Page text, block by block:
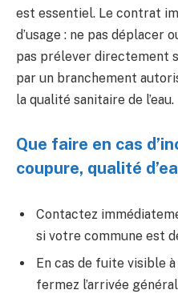
est essentiel. Le contrat
d’usage : ne pas déplacer
pas prélever directement
par un branchement
la qualité sanitaire de l’eau.
Que faire en cas
coupure, qualité
Contactez
si votre commune est
En cas de fuite visible
fermez l’arrivée